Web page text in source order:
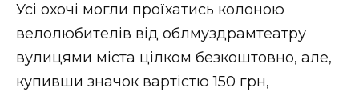
ВІДЕО
Усі охочі могли проїхатись колоною
велолюбителів від облмуздрамтеатру
вулицями міста цілком безкоштовно, але,
купивши значок вартістю 150 грн,